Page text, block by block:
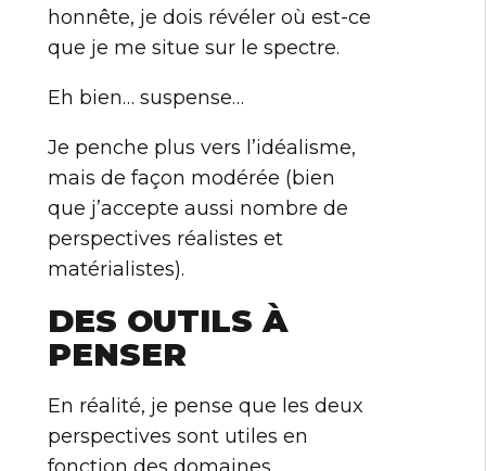
honnête, je dois révéler où est-ce
que je me situe sur le spectre.
Eh bien… suspense…
Je penche plus vers l’idéalisme,
mais de façon modérée (bien
que j’accepte aussi nombre de
perspectives réalistes et
matérialistes).
DES OUTILS À
PENSER
En réalité, je pense que les deux
perspectives sont utiles en